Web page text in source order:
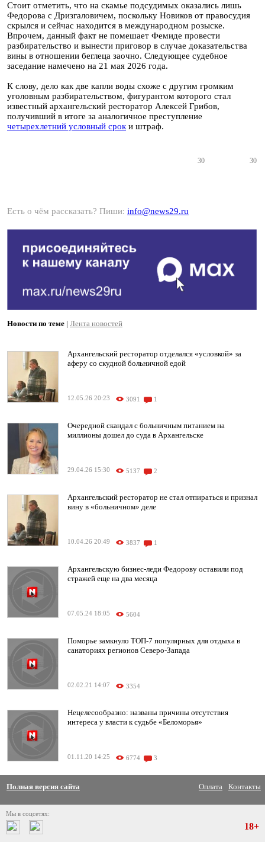
Стоит отметить, что на скамье подсудимых оказались лишь
Федорова с Дризгаловичем, поскольку Новиков от правосудия
скрылся и сейчас находится в международном розыске.
Впрочем, данный факт не помешает Фемиде провести
разбирательство и вынести приговор в случае доказательства
вины в отношении беглеца заочно. Следующее судебное
заседание намечено на 21 мая 2026 года.
К слову, дело как две капли воды схоже с другим громким
уголовным разбирательством, фигурантом которого стал
известный архангельский ресторатор Алексей Грибов,
получивший в итоге за аналогичное преступление
четырехлетний условный срок и штраф.
30 30
Есть о чём рассказать? Пиши: info@news29.ru
Новости по теме | Лента новостей
Архангельский ресторатор отделался «условкой» за
аферу со скудной больничной едой
12.05.26 20:23 3091 1
Очередной скандал с больничным питанием на
миллионы дошел до суда в Архангельске
29.04.26 15:30 5137 2
Архангельский ресторатор не стал отпираться и признал
вину в «больничном» деле
10.04.26 20:49 3837 1
Архангельскую бизнес-леди Федорову оставили под
стражей еще на два месяца
07.05.24 18:05 5604
Поморье замкнуло ТОП-7 популярных для отдыха в
санаториях регионов Северо-Запада
02.02.21 14:07 3354
Нецелесообразно: названы причины отсутствия
интереса у власти к судьбе «Беломорья»
01.11.20 14:25 6774 3
Полная версия сайта Оплата Контакты
Мы в соцсетях:
18+